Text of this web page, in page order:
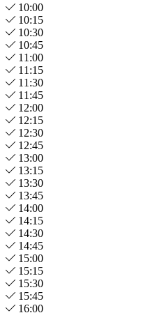
10:00
10:15
10:30
10:45
11:00
11:15
11:30
11:45
12:00
12:15
12:30
12:45
13:00
13:15
13:30
13:45
14:00
14:15
14:30
14:45
15:00
15:15
15:30
15:45
16:00